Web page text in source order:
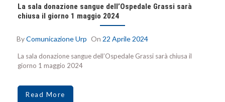
La sala donazione sangue dell’Ospedale Grassi sarà
chiusa il giorno 1 maggio 2024
ByComunicazione Urp On 22 Aprile 2024
La sala donazione sangue dell’Ospedale Grassi sarà chiusa il
giorno 1 maggio 2024
Read More